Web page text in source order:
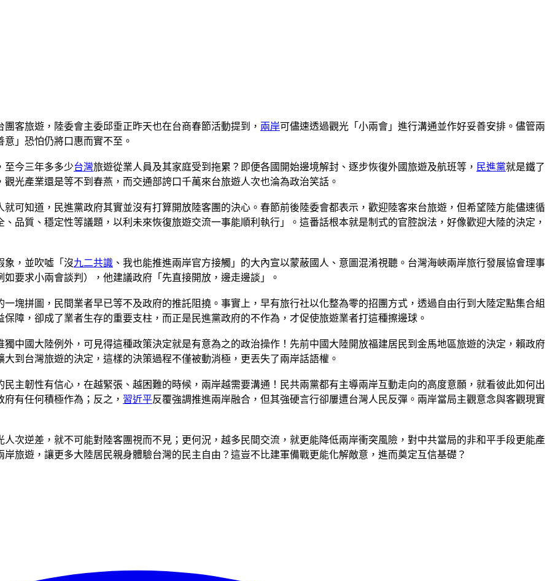
客旅遊，陸委會主委邱垂正昨天也在台商春節活動提到， 兩岸可儘速透過觀光「小兩會」進行溝通並作好妥善安排。儘管兩
」恐怕仍將口惠而實不至。
至今三年多多少台灣旅遊從業人員及其家庭受到拖累？即便各國開始邊境解封、逐步恢復外國旅遊及航班等， 民進黨就是鐵了
光產業還是等不到春燕，而交通部誇口千萬來台旅遊人次也淪為政治笑話。
可知道，民進黨政府其實並沒有打算開放陸客團的決心。春節前後陸委會都表示，歡迎陸客來台旅遊，但希望陸方能儘速循
品質、穩定性等議題，以利未來恢復旅遊交流一事能順利執行」。這番話根本就是制式的官腔說法，好像歡迎大陸的決定，
象，並吹噓「沒九二共識 、我也能推進兩岸官方接觸」的大內宣以蒙蔽國人、意圖混淆視聽。台灣海峽兩岸旅行發展協會理事
要求小兩會談判），他建議政府「先直接開放，邊走邊談」。
塊拼圖，民間業者早已等不及政府的推託阻撓。事實上，早有旅行社以化整為零的招團方式，透過自由行到大陸定點集合組
障，卻成了業者生存的重要支柱，而正是民進黨政府的不作為，才促使旅遊業者打這種擦邊球。
中國大陸例外，可見得這種政策決定就是有意為之的政治操作！先前中國大陸開放福建居民到金馬地區旅遊的決定，賴政府
到台灣旅遊的決定，這樣的決策過程不僅被動消極，更丟失了兩岸話語權。
主韌性有信心，在越緊張、越困難的時候，兩岸越需要溝通！民共兩黨都有主導兩岸互動走向的高度意願，就看彼此如何出
有任何積極作為；反之， 習近平反覆強調推進兩岸融合，但其強硬言行卻屢遭台灣人民反彈。兩岸當局主觀意念與客觀現實
次逆差，就不可能對陸客團視而不見；更何況，越多民間交流，就更能降低兩岸衝突風險，對中共當局的非和平手段更能產
旅遊，讓更多大陸居民親身體驗台灣的民主自由？這豈不比建軍備戰更能化解敵意，進而奠定互信基礎？